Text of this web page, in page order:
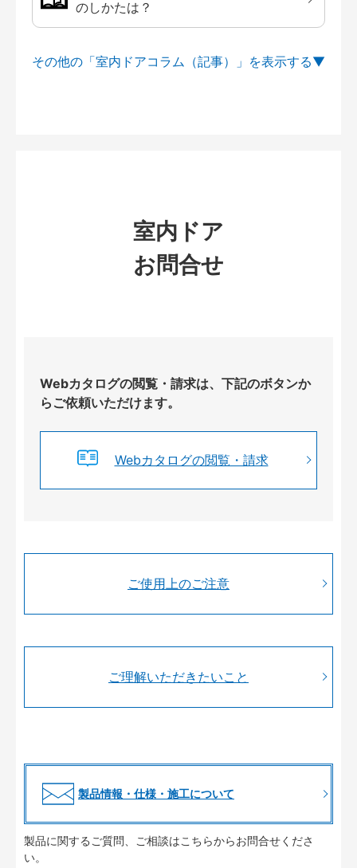
のしかたは？
その他の「室内ドアコラム（記事）」を
室内ドア
お問合せ
Webカタログの閲覧・請求は、下記のボタンか
らご依頼いただけます。
Webカタログの閲覧・請求
ご使用上のご注意
ご理解いただきたいこと
製品情報・仕様・施工について
製品に関するご質問、ご相談はこちらからお問合せくださ
い。